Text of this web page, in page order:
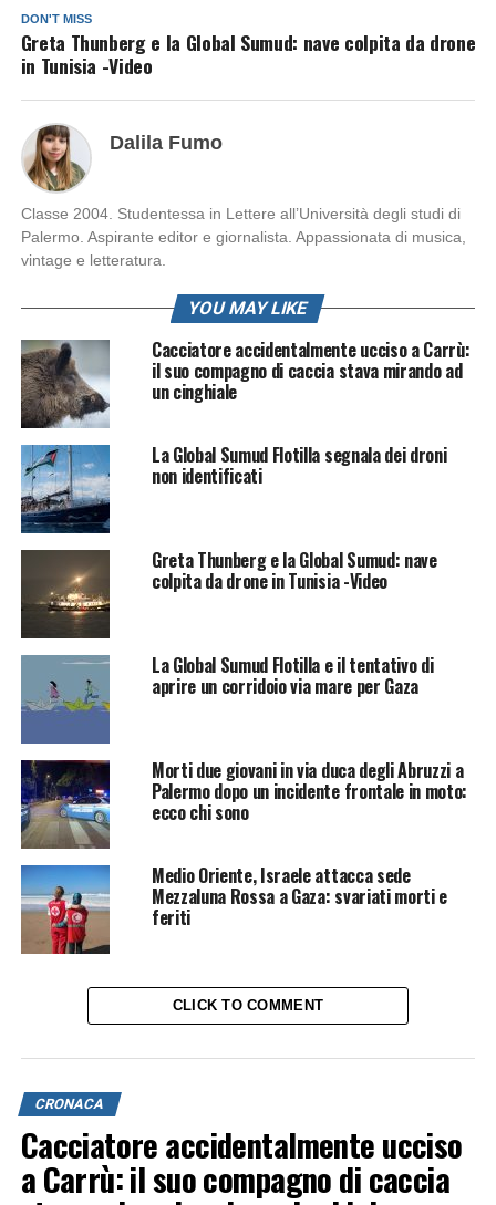
DON'T MISS
Greta Thunberg e la Global Sumud: nave colpita da drone
in Tunisia -Video
Dalila Fumo
Classe 2004. Studentessa in Lettere all’Università degli studi di
Palermo. Aspirante editor e giornalista. Appassionata di musica,
vintage e letteratura.
YOU MAY LIKE
Cacciatore accidentalmente ucciso a Carrù:
il suo compagno di caccia stava mirando ad
un cinghiale
La Global Sumud Flotilla segnala dei droni
non identificati
Greta Thunberg e la Global Sumud: nave
colpita da drone in Tunisia -Video
La Global Sumud Flotilla e il tentativo di
aprire un corridoio via mare per Gaza
Morti due giovani in via duca degli Abruzzi a
Palermo dopo un incidente frontale in moto:
ecco chi sono
Medio Oriente, Israele attacca sede
Mezzaluna Rossa a Gaza: svariati morti e
feriti
CLICK TO COMMENT
CRONACA
Cacciatore accidentalmente ucciso
a Carrù: il suo compagno di caccia